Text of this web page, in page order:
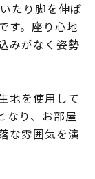
たり脚を伸ば
す。座り心地
みがなく姿勢
地を使用して
なり、お部屋
な雰囲気を演